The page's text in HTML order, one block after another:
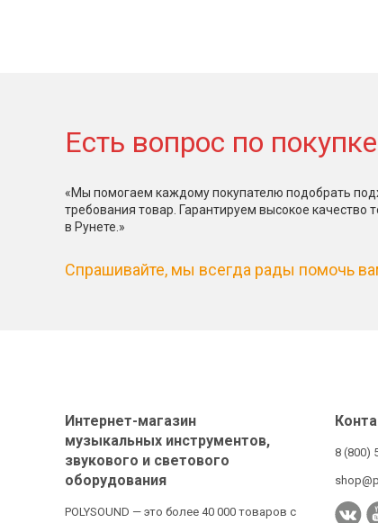
Есть вопрос по
«Мы помогаем каждому покупателю подобрать
требования товар. Гарантируем высокое качество
в Рунете.»
Спрашивайте, мы всегда рады помочь
Интернет-магазин
музыкальных инструментов,
звукового и светового
оборудования
POLYSOUND — это более 40 000 товаров с
8 (800)